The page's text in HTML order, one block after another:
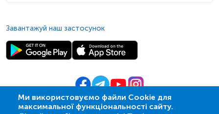
Ми використовуємо файли Cookie для
максимальної функціональності сайту.
Завантажуй наш застосунок
© 2009- 2026 | ПСМЛ «Ескулаб»